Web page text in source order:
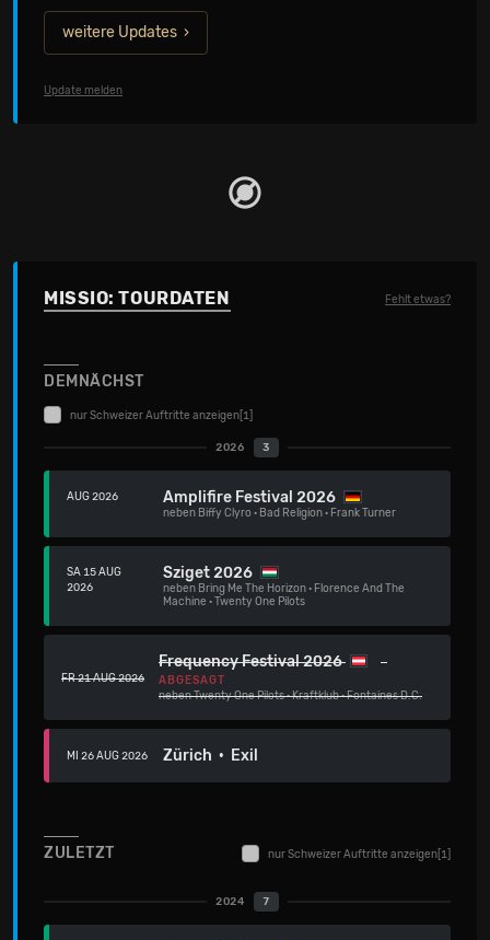
weitere Updates
Update melden
MISSIO: TOURDATEN Fehlt etwas?
DEMNÄCHST
nur Schweizer Auftritte anzeigen [1]
2026 3
AUG 2026 Amplifire Festival 2026
neben Biffy Clyro · Bad Religion· Frank Turner
SA 15 AUG
2026
Sziget 2026
neben Bring Me The Horizon· Florence And The
Machine ·Twenty One Pilots
FR 21 AUG 2026
Frequency Festival 2026
ABGESAGT
nebenTwenty One Pilots·Kraftklub·Fontaines D.C.
MI 26 AUG 2026 Zürich · Exil
ZULETZT nur Schweizer Auftritte anzeigen [1]
2024 7